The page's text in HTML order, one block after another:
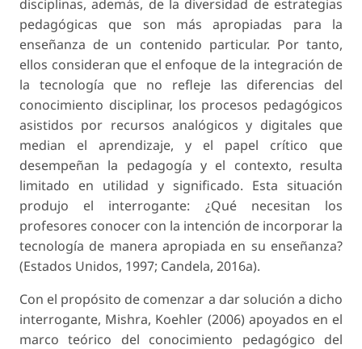
disciplinas, además, de la diversidad de estrategias
pedagógicas que son más apropiadas para la
enseñanza de un contenido particular. Por tanto,
ellos consideran que el enfoque de la integración de
la tecnología que no refleje las diferencias del
conocimiento disciplinar, los procesos pedagógicos
asistidos por recursos analógicos y digitales que
median el aprendizaje, y el papel crítico que
desempeñan la pedagogía y el contexto, resulta
limitado en utilidad y significado. Esta situación
produjo el interrogante: ¿Qué necesitan los
profesores conocer con la intención de incorporar la
tecnología de manera apropiada en su enseñanza?
(Estados Unidos, 1997; Candela, 2016a).
Con el propósito de comenzar a dar solución a dicho
interrogante, Mishra, Koehler (2006) apoyados en el
marco teórico del conocimiento pedagógico del